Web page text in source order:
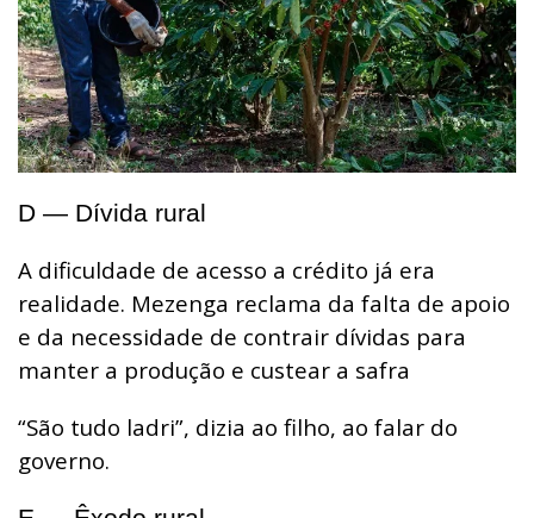
D — Dívida rural
A dificuldade de acesso a crédito já era
realidade. Mezenga reclama da falta de apoio
e da necessidade de contrair dívidas para
manter a produção e custear a safra
“São tudo ladri”, dizia ao filho, ao falar do
governo.